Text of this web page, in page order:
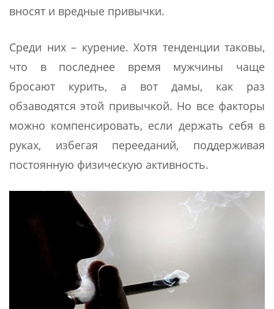
вносят и вредные привычки.
Среди них – курение. Хотя тенденции таковы,
что в последнее время мужчины чаще
бросают курить, а вот дамы, как раз
обзаводятся этой привычкой. Но все факторы
можно компенсировать, если держать себя в
руках, избегая перееданий, поддерживая
постоянную физическую активность.